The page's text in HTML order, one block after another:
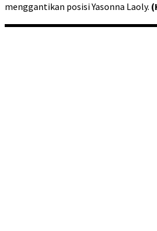
menggantikan posisi Yasonna Laoly.